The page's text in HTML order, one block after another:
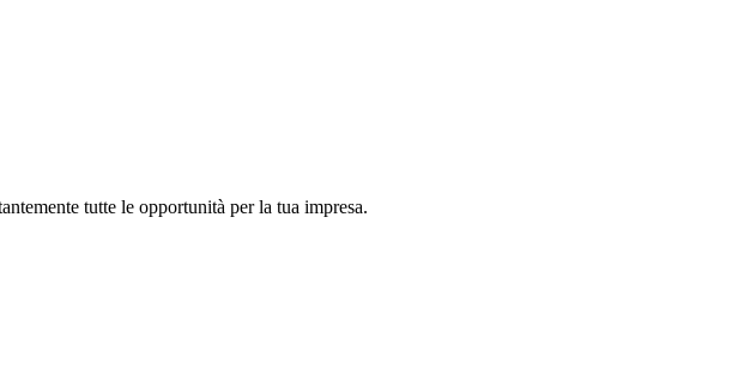
tutte le opportunità per la tua impresa.